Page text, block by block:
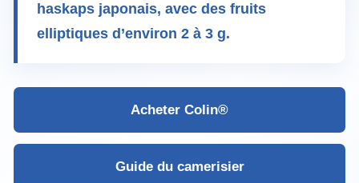
haskaps japonais, avec des fruits
elliptiques d’environ 2 à 3 g.
Acheter Colin®
Guide du camerisier